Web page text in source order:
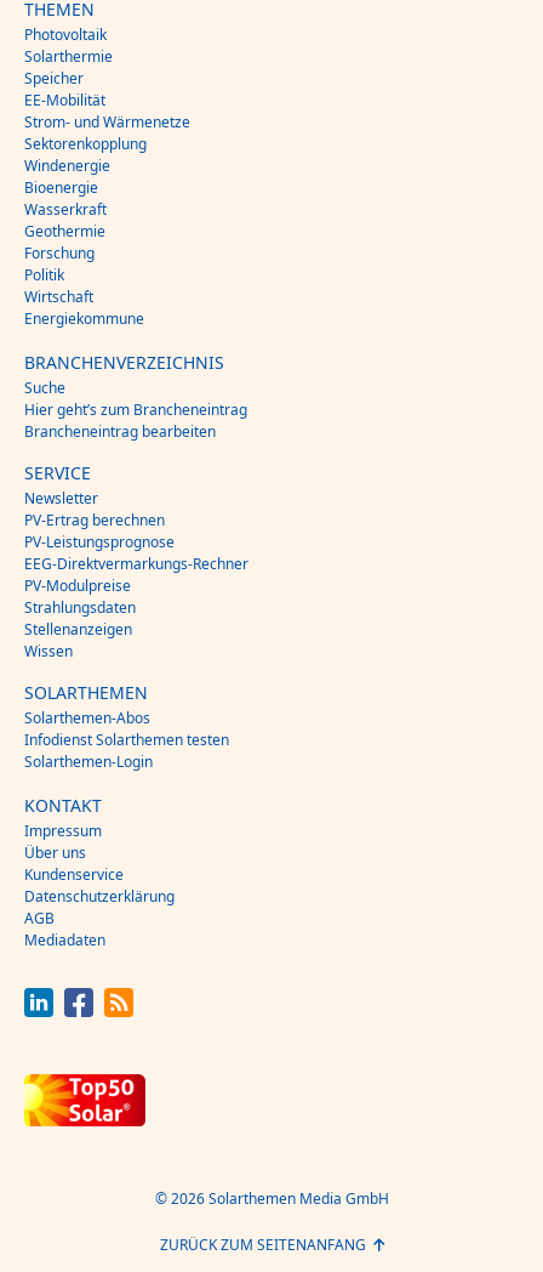
THEMEN
Photovoltaik
Solarthermie
Speicher
EE-Mobilität
Strom- und Wärmenetze
Sektorenkopplung
Windenergie
Bioenergie
Wasserkraft
Geothermie
Forschung
Politik
Wirtschaft
Energiekommune
BRANCHENVERZEICHNIS
Suche
Hier geht’s zum Brancheneintrag
Brancheneintrag bearbeiten
SERVICE
Newsletter
PV-Ertrag berechnen
PV-Leistungsprognose
EEG-Direktvermarkungs-Rechner
PV-Modulpreise
Strahlungsdaten
Stellenanzeigen
Wissen
SOLARTHEMEN
Solarthemen-Abos
Infodienst Solarthemen testen
Solarthemen-Login
KONTAKT
Impressum
Über uns
Kundenservice
Datenschutzerklärung
AGB
Mediadaten
© 2026 Solarthemen Media GmbH
ZURÜCK ZUM SEITENANFANG